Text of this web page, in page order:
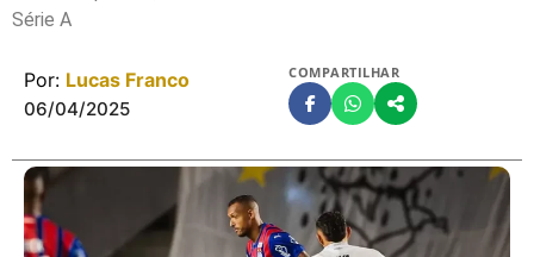
Série A
Por: Lucas Franco
06/04/2025
COMPARTILHAR